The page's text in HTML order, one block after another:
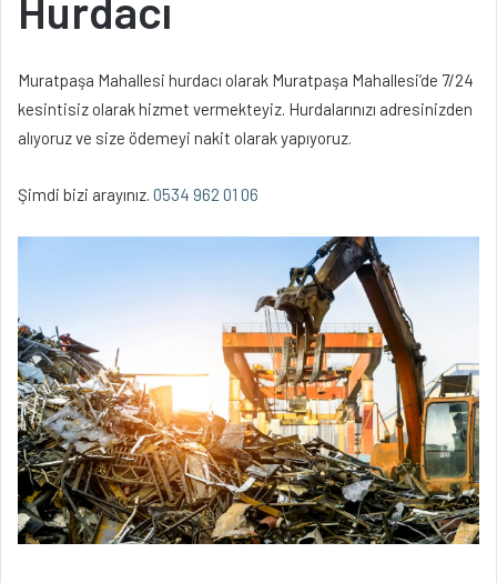
Muratpaşa Mahallesi hurdacı olarak Muratpaşa Mahallesi’de 7/24
kesintisiz olarak hizmet vermekteyiz. Hurdalarınızı adresinizden
alıyoruz ve size ödemeyi nakit olarak yapıyoruz.
Şimdi bizi arayınız. 0534 962 01 06